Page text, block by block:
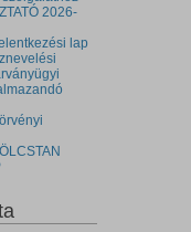
2026-
lap